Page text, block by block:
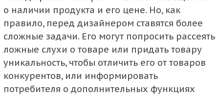
о наличии продукта и его цене. Но, как
правило, перед дизайнером ставятся более
сложные задачи. Его могут попросить рассеять
ложные слухи о товаре или придать товару
уникальность, чтобы отличить его от товаров
конкурентов, или информировать
потребителя о дополнительных функциях